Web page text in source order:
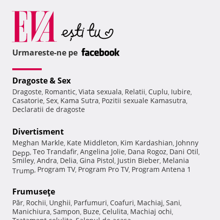
Urmareste-ne pe
Dragoste & Sex
Dragoste, Romantic, Viata sexuala, Relatii, Cuplu, Iubire,
Casatorie, Sex, Kama Sutra, Pozitii sexuale Kamasutra,
Declaratii de dragoste
Divertisment
Meghan Markle, Kate Middleton, Kim Kardashian, Johnny
Depp, Teo Trandafir, Angelina Jolie, Dana Rogoz, Dani Otil,
Smiley, Andra, Delia, Gina Pistol, Justin Bieber, Melania
Trump, Program TV, Program Pro TV, Program Antena 1
Frumuseţe
Păr, Rochii, Unghii, Parfumuri, Coafuri, Machiaj, Sani,
Manichiura, Sampon, Buze, Celulita, Machiaj ochi,